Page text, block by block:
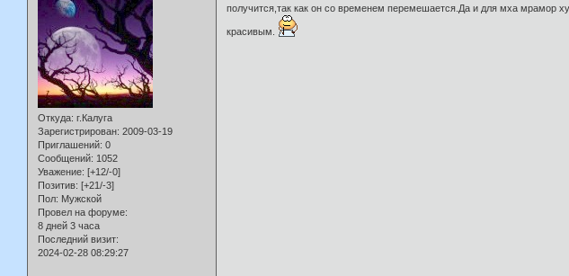
Откуда: г.Калуга
Зарегистрирован: 2009-03-19
Приглашений: 0
Сообщений: 1052
Уважение: [+12/-0]
Позитив: [+21/-3]
Пол: Мужской
Провел на форуме:
8 дней 3 часа
Последний визит:
2024-02-28 08:29:27
получится,так как он со временем перемешается.Да и для мха мрамор
красивым.